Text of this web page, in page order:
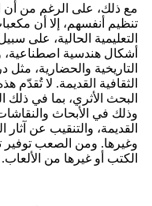
مع ذلك، على الرغم من أن
تنظيم أنفسهم، إلا أن
التعليمية الحالية، على
أشكال هندسية اصطناعية،
التاريخية والحضارية، مثل
الثقافية القديمة. لا تُقدّم
البحث الأثري، بما في ذلك
وذلك في الأبحاث
القديمة، والتنقيب عن
وغيرها. ومن الصعب توفير
الكتب أو غيرها من الألعاب.